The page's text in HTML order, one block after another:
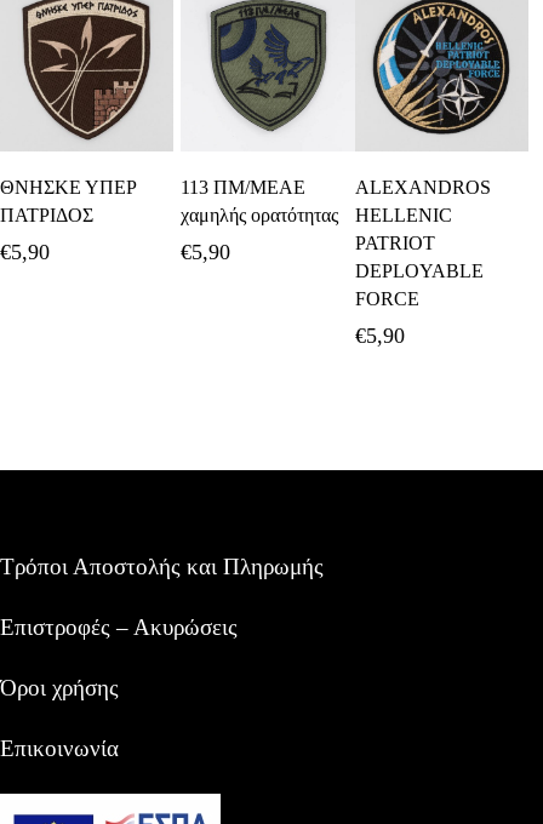
Καλάθι
ΘΝΗΣΚΕ ΥΠΕΡ
ΠΑΤΡΙΔΟΣ
€5,90
Καλάθι
113 ΠΜ/ΜΕΑΕ
χαμηλής ορατότητας
€5,90
Καλάθι
ALEXANDROS
HELLENIC
PATRIOT
DEPLOYABLE
FORCE
€5,90
Τρόποι Αποστολής και Πληρωμής
Επιστροφές – Ακυρώσεις
Όροι χρήσης
Επικοινωνία